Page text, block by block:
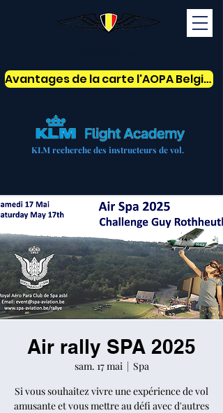
KLM recherche des instructeurs de vol.
Avantages de la carte l'AOPA Belgium
Air rally SPA 2025
sam. 17 mai
  |
Spa
Si vous souhaitez vivre une expérience de vol
amusante et vous mettre au défi avec d'autres